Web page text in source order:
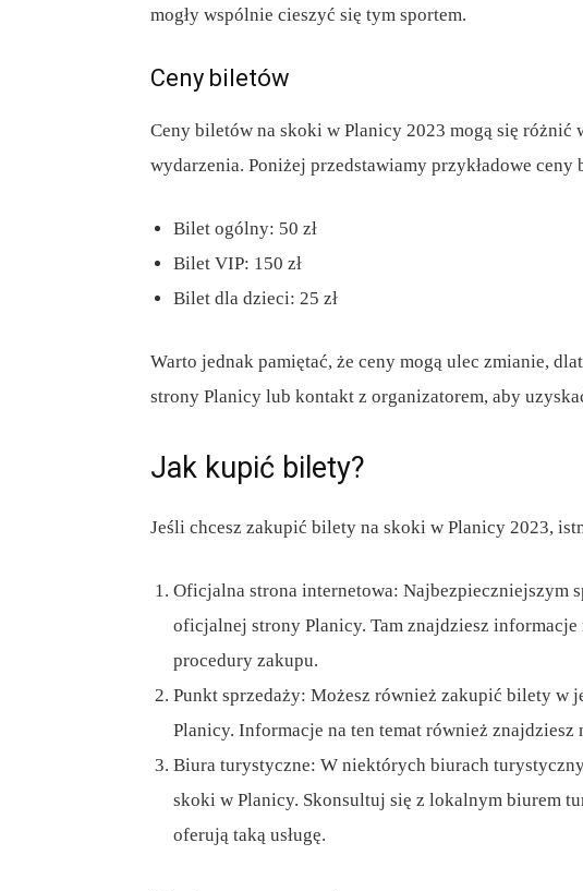
mogły wspólnie cieszyć się tym sportem.
Ceny biletów
Ceny biletów na skoki w Planicy 2023 mogą się różnić
wydarzenia. Poniżej przedstawiamy przykładowe ceny
Bilet ogólny: 50 zł
Bilet VIP: 150 zł
Bilet dla dzieci: 25 zł
Warto jednak pamiętać, że ceny mogą ulec zmianie,
strony Planicy lub kontakt z organizatorem, aby
Jak kupić bilety?
Jeśli chcesz zakupić bilety na skoki w Planicy 2023,
Oficjalna strona internetowa: Najbezpieczniejszym
oficjalnej strony Planicy. Tam znajdziesz
procedury zakupu.
Punkt sprzedaży: Możesz również zakupić bilety w
Planicy. Informacje na ten temat również
Biura turystyczne: W niektórych biurach
skoki w Planicy. Skonsultuj się z lokalnym biurem
oferują taką usługę.